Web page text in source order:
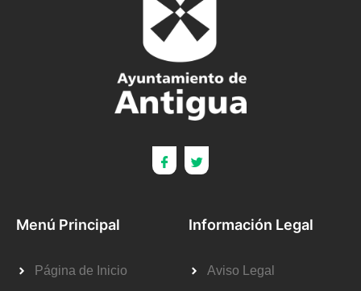
Menú Principal
Página de Inicio
Información Legal
Aviso Legal